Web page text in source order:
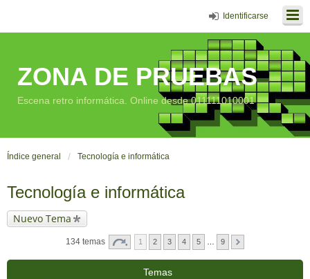
Identificarse
ZONA DE PRUEBAS
Escena retro informática. Online desde 011111010001
Índice general Tecnología e informática
Tecnología e informática
Nuevo Tema
134 temas 1 2 3 4 5 9
Temas